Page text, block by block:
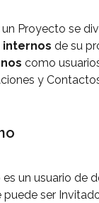
Proyecto se
internos de su
como
y
es un usuario de
puede ser